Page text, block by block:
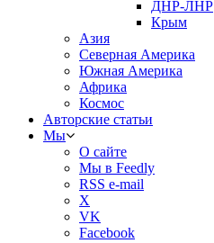
ДНР-ЛНР
Крым
Азия
Северная Америка
Южная Америка
Африка
Космос
Авторские статьи
Мы
О сайте
Мы в Feedly
RSS e-mail
X
VK
Facebook